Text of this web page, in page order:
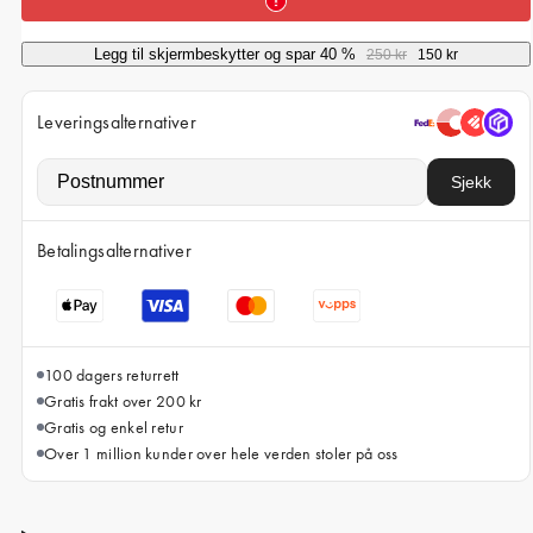
iPhone 15
iPhone 14 Pro
iPhone 14
iPhone 13 Pro
iPhone 13
Alle telefonmodeller
Legg til skjermbeskytter og spar 40 % 250 kr 150 kr
Leveringsalternativer
Sjekk
Betalingsalternativer
100 dagers returrett
Gratis frakt over 200 kr
Gratis og enkel retur
Over 1 million kunder over hele verden stoler på oss